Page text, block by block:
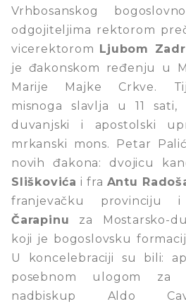
Vrhbosanskog
odgojiteljima rektorom
vicerektorom Ljubom
je đakonskom ređenju u
Marije Majke Crkve.
misnoga slavlja u 11 sati,
duvanjski i apostolski
mrkanski mons. Petar
novih đakona: dvojicu
Sliškovića i fra Antu
franjevačku
Čarapinu za Mostarsko-
koji je bogoslovsku
U koncelebraciji su bili:
posebnom ulogom za
nadbiskup Aldo